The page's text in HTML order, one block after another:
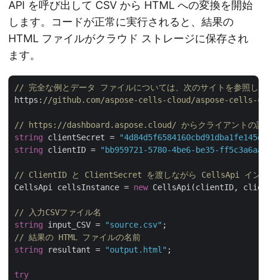
API を呼び出して CSV から HTML への変換を開始
します。コードが正常に実行されると、結果の
HTML ファイルがクラウド ストレージに保存され
ます。
// 完全な例とデータ ファイルについては、次のサイトを参照し
https: //github.com/aspose-cells-cloud/aspose-cells-
// https://dashboard.aspose.cloud/ からクライアントの認証
string clientSecret =
string clientID = "bb959721-5780-4be6-be35-
// ClientID と ClientSecret を渡しながら CellsApi インス
CellsApi cellsInstance = new CellsApi(clientID,
// 入力CSVファイル名
string input_CSV = "source.csv"
// 結果の HTML ファイルの名前
string resultant = "output.html" ;
try